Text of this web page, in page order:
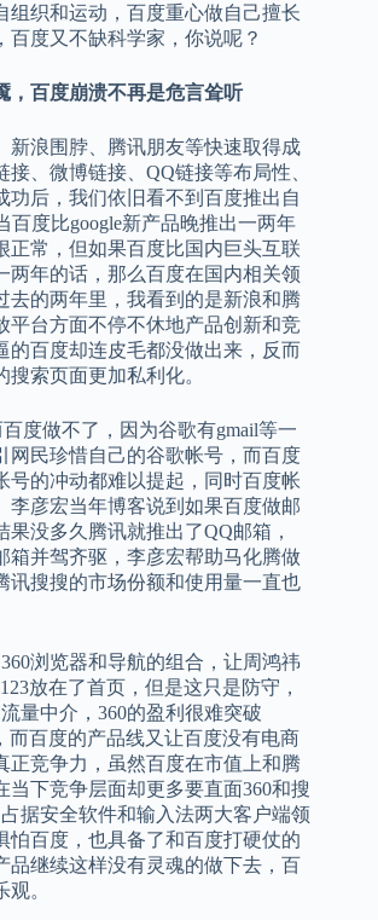
组织和运动，百度重心做自己擅长
百度又不缺科学家，你说呢？
，百度崩溃不再是危言耸听
新浪围脖、腾讯朋友等快速取得成
、微博链接、QQ链接等布局性、
功后，我们依旧看不到百度推出自
百度比google新产品晚推出一两年
正常，但如果百度比国内巨头互联
两年的话，那么百度在国内相关领
去的两年里，我看到的是新浪和腾
平台方面不停不休地产品创新和竞
的百度却连皮毛都没做出来，反而
搜索页面更加私利化。
度做不了，因为谷歌有gmail等一
网民珍惜自己的谷歌帐号，而百度
号的冲动都难以提起，同时百度帐
李彦宏当年博客说到如果百度做邮
果没多久腾讯就推出了QQ邮箱，
箱并驾齐驱，李彦宏帮助马化腾做
讯搜搜的市场份额和使用量一直也
浏览器和导航的组合，让周鸿祎
放在了首页，但是这只是防守，
量中介，360的盈利很难突破
而百度的产品线又让百度没有电商
正竞争力，虽然百度在市值上和腾
当下竞争层面却更多要直面360和搜
据安全软件和输入法两大客户端领
怕百度，也具备了和百度打硬仗的
品继续这样没有灵魂的做下去，百
。